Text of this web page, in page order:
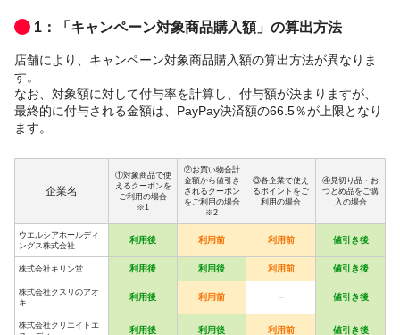
1：「キャンペーン対象商品購入額」の算出方法
店舗により、キャンペーン対象商品購入額の算出方法が異なりま
す。
なお、対象額に対して付与率を計算し、付与額が決まりますが、
最終的に付与される金額は、PayPay決済額の66.5％が上限となり
ます。
企業名
①対象商品で使
えるクーポンを
ご利用の場合
※1
②お買い物合計
金額から値引き
されるクーポン
をご利用の場合
※2
③各企業で使え
るポイントをご
利用の場合
④見切り品・お
つとめ品をご購
入の場合
ウエルシアホールディ
ングス株式会社
利用後 利用前 利用前 値引き後
株式会社キリン堂 利用後 利用後 利用前 値引き後
株式会社クスリのアオ
キ
利用後 利用前 – 値引き後
株式会社クリエイトエ
利用後 利用後 利用前 値引き後